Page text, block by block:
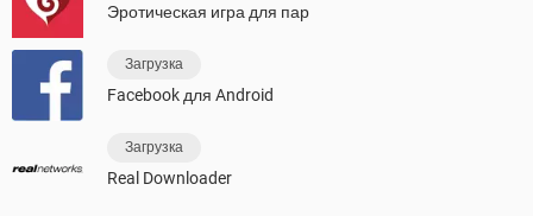
Эротическая игра для пар
Загрузка
Facebook для Android
Загрузка
Real Downloader